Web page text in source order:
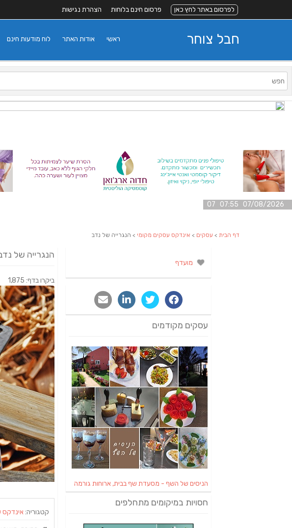
לפרסום באתר לחץ כאן פרסום חינם בלוחות הצהרת נגישות
חבל צוחר לוח מודעות חינם אודות האתר ראשי
07/08/2026 07:55 07
דף הבית > עסקים > אינדקס עסקים מקומי > הנגרייה של נדב
הנגרייה של
ביקרו בדף: 1,875
קטגוריה:אינדקס
מועדף
עסקים מקודמים
הניסים של השף - מסעדת שף בבית, ארוחות גורמה
חסויות במיקומים מתחלפים